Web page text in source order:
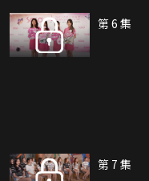
第 6 集
第 7 集